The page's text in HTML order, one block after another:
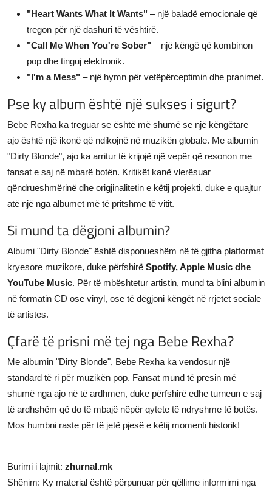
"Heart Wants What It Wants" – një baladë emocionale që
tregon për një dashuri të vështirë.
"Call Me When You're Sober" – një këngë që kombinon
pop dhe tinguj elektronik.
"I'm a Mess" – një hymn për vetëpërceptimin dhe pranimet.
Pse ky album është një sukses i sigurt?
Bebe Rexha ka treguar se është më shumë se një këngëtare –
ajo është një ikonë që ndikojnë në muzikën globale. Me albumin
"Dirty Blonde", ajo ka arritur të krijojë një vepër që resonon me
fansat e saj në mbarë botën. Kritikët kanë vlerësuar
qëndrueshmërinë dhe origjinalitetin e këtij projekti, duke e quajtur
atë një nga albumet më të pritshme të vitit.
Si mund ta dëgjoni albumin?
Albumi "Dirty Blonde" është disponueshëm në të gjitha platformat
kryesore muzikore, duke përfshirë Spotify, Apple Music dhe
YouTube Music. Për të mbështetur artistin, mund ta blini albumin
në formatin CD ose vinyl, ose të dëgjoni këngët në rrjetet sociale
të artistes.
Çfarë të prisni më tej nga Bebe Rexha?
Me albumin "Dirty Blonde", Bebe Rexha ka vendosur një
standard të ri për muzikën pop. Fansat mund të presin më
shumë nga ajo në të ardhmen, duke përfshirë edhe turneun e saj
të ardhshëm që do të mbajë nëpër qytete të ndryshme të botës.
Mos humbni raste për të jetë pjesë e këtij momenti historik!
Burimi i lajmit: zhurnal.mk
Shënim: Ky material është përpunuar për qëllime informimi nga